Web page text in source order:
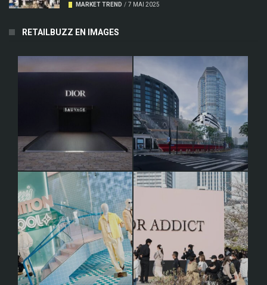
MARKET TREND / 7 MAI 2025
RETAILBUZZ EN IMAGES